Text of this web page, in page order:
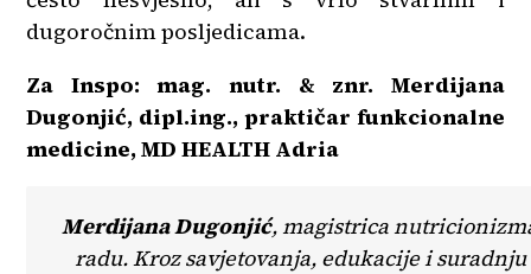
dugoročnim posljedicama.
Za Inspo: mag. nutr. & znr. Merdijana
Dugonjić, dipl.ing., praktičar funkcionalne
medicine,MD HEALTH Adria
Merdijana Dugonjić, magistrica
radu. Kroz savjetovanja, edukacije i